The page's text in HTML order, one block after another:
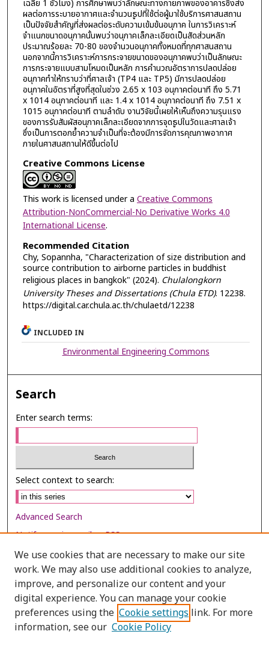
เฉลี่ย 1 ชั่วโมง) การศึกษาพบว่าลักษณะทางกายภาพของอาคารซึ่งส่ง
ผลต่อการระบายอากาศและจำนวนธูปที่ใช้ต่อผู้มาใช้บริการศาสนสถาน
เป็นปัจจัยสำคัญที่ส่งผลต่อระดับความเข้มข้นอนุภาค ในการวิเคราะห์
จำแนกขนาดอนุภาคนั้นพบว่าอนุภาคเล็กละเอียดเป็นสัดส่วนหลัก
ประมาณร้อยละ 70-80 ของจำนวนอนุภาคทั้งหมดที่ทุกศาสนสถาน
นอกจากนี้การวิเคราะห์การกระจายขนาดของอนุภาคพบว่าเป็นลักษณะ
การกระจายแบบสามโหมดเป็นหลัก การคำนวณอัตราการปลดปล่อย
อนุภาคทำให้ทราบว่าที่ศาลเจ้า (TP4 และ TP5) มีการปลดปล่อย
อนุภาคในอัตราที่สูงที่สุดในช่วง 2.65 x 103 อนุภาคต่อนาที ถึง 5.71
x 1014 อนุภาคต่อนาที และ 1.4 x 1014 อนุภาคต่อนาที ถึง 7.51 x
1015 อนุภาคต่อนาที ตามลำดับ งานวิจัยนี้เผยให้เห็นถึงความรุนแรง
ของการรับสัมผัสอนุภาคเล็กละเอียดจากการจุดธูปในวัดและศาลเจ้า
ซึ่งเป็นการตอกย้ำความจำเป็นที่จะต้องมีการจัดการคุณภาพอากาศ
ภายในศาสนสถานให้ดีขึ้นต่อไป
Creative Commons License
This work is licensed under a Creative Commons
Attribution-NonCommercial-No Derivative Works 4.0
International License.
Recommended Citation
Chy, Sopannha, "Characterization of size distribution and
source contribution to airborne particles in buddhist
religious places in bangkok" (2024). Chulalongkorn
University Theses and Dissertations (Chula ETD). 12238.
https://digital.car.chula.ac.th/chulaetd/12238
INCLUDED IN
Environmental Engineering Commons
Search
Enter search terms:
Select context to search:
Advanced Search
Notify me via email orRSS
Browse
Collections
Disciplines
Authors
We use cookies that are necessary to make our site
work. We may also use additional cookies to analyze,
improve, and personalize our content and your
digital experience. You can manage your cookie
preferences using the Cookie settings link. For more
information, see our Cookie Policy